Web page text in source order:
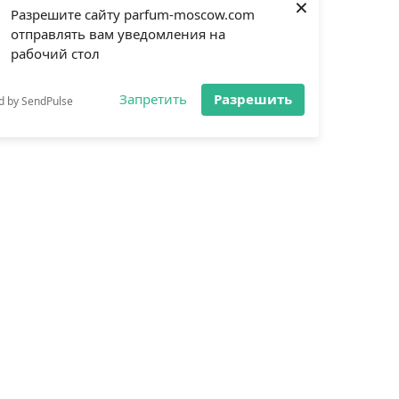
Разрешите сайту parfum-moscow.com
отправлять вам уведомления на
рабочий стол
by SendPulse Запретить Разрешить
×